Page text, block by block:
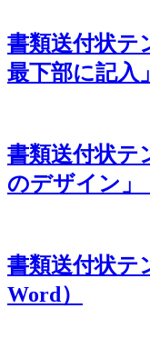
書類送付状テ
最下部に記入
書類送付状テ
のデザイン」
書類送付状テ
Word）